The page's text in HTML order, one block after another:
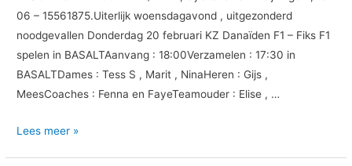
06 – 15561875.Uiterlijk woensdagavond , uitgezonderd
noodgevallen Donderdag 20 februari KZ Danaïden F1 – Fiks F1
spelen in BASALTAanvang : 18:00Verzamelen : 17:30 in
BASALTDames : Tess S , Marit , NinaHeren : Gijs ,
MeesCoaches : Fenna en FayeTeamouder : Elise , …
Lees meer »